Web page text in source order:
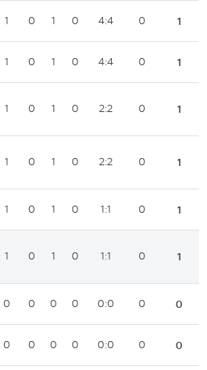
1 0 1 0 4:4 0 1
1 0 1 0 4:4 0 1
1 0 1 0 2:2 0 1
1 0 1 0 2:2 0 1
1 0 1 0 1:1 0 1
1 0 1 0 1:1 0 1
0 0 0 0 0:0 0 0
0 0 0 0 0:0 0 0